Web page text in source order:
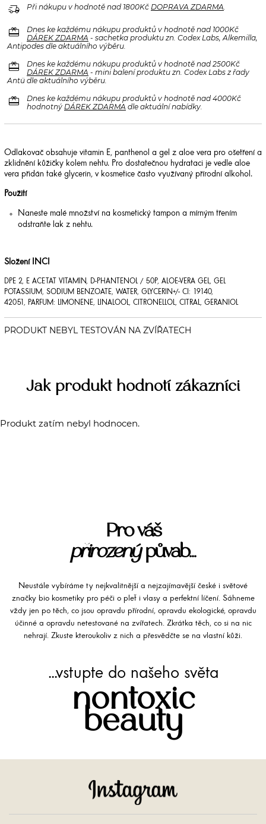
delivery_truck_speed Při nákupu v hodnotě nad 1800Kč DOPRAVA ZDARMA.
redeem
Dnes ke každému nákupu produktů v hodnotě nad 1000Kč
DÁREK ZDARMA - sachetka produktu zn. Codex Labs, Alkemilla,
Antipodes dle aktuálního výběru.
redeem
Dnes ke každému nákupu produktů v hodnotě nad 2500Kč
DÁREK ZDARMA - mini balení produktu zn. Codex Labs z řady
Antü dle aktuálního výběru.
redeem
Dnes ke každému nákupu produktů v hodnotě nad 4000Kč
hodnotný DÁREK ZDARMA dle aktuální nabídky.
Odlakovač obsahuje vitamin E, panthenol a gel z aloe vera pro ošetření a
zklidnění kůžičky kolem nehtu. Pro dostatečnou hydrataci je vedle aloe
vera přidán také glycerin, v kosmetice často využívaný přírodní alkohol.
Použití
Naneste malé množství na kosmetický tampon a mírným třením
odstraňte lak z nehtu.
Složení INCI
DPE 2, E ACETAT VITAMIN, D-PHANTENOL / 50P, ALOE-VERA GEL, GEL
POTASSIUM, SODIUM BENZOATE, WATER, GLYCERIN+/- CI: 19140,
42051, PARFUM: LIMONENE, LINALOOL, CITRONELLOL, CITRAL, GERANIOL
Jak produkt hodnotí zákazníci
Produkt zatím nebyl hodnocen.
Pro váš
přirozenýpůvab...
Neustále vybíráme ty nejkvalitnější a nejzajímavější české i světové
značky bio kosmetiky pro péči o pleť i vlasy a perfektní líčení. Sáhneme
vždy jen po těch, co jsou opravdu přírodní, opravdu ekologické, opravdu
účinné a opravdu netestované na zvířatech. Zkrátka těch, co si na nic
nehrají. Zkuste kteroukoliv z nich a přesvědčte se na vlastní kůži.
...vstupte do našeho světa
nontoxic
beauty